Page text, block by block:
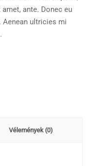
ante. Donec eu
Aenean ultricies mi
Vélemények (0)